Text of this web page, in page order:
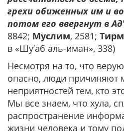
грехи обиженных им и
потом его ввергнут в Ад
8842; Муслим, 2581;
в «Шу’аб аль-иман», 338)
Несмотря на то, что
опасно, люди причиняют
неприятностей тем, кто
Мы все знаем, что хула,
распространение
жизни человека и тому